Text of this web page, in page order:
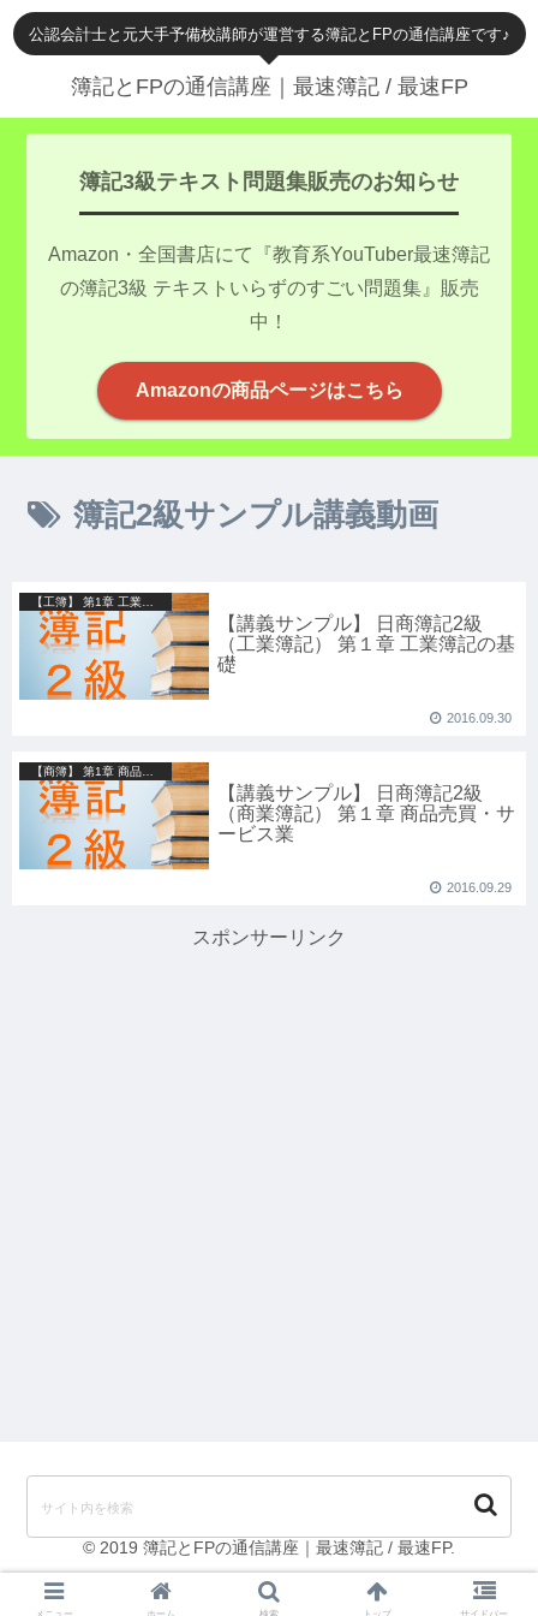
公認会計士と元大手予備校講師が運営する簿記とFPの通信講座です♪
簿記とFPの通信講座｜最速簿記 / 最速FP
簿記3級テキスト問題集販売のお知らせ
Amazon・全国書店にて『教育系YouTuber最速簿記
の簿記3級 テキストいらずのすごい問題集』販売
中！
Amazonの商品ページはこちら
簿記2級サンプル講義動画
【工簿】 第1章 工業簿記の基礎
【講義サンプル】 日商簿記2級
（工業簿記） 第１章 工業簿記の基
礎
2016.09.30
【講義サンプル】 日商簿記2級
（商業簿記） 第１章 商品売買・サ
ービス業
2016.09.29
スポンサーリンク
簿記とFPの通信講座｜最速簿記 / 最速FP
© 2019 簿記とFPの通信講座｜最速簿記 / 最速FP.